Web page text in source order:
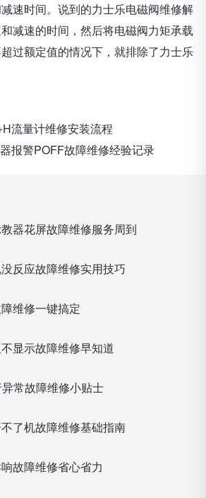
速时间。说到的力士乐电磁阀维修解
减速的时间，然后将电磁阀力矩承载
过额定值的情况下，就排除了力士乐
流量计维修安装流程
报警POFF故障维修经验记录
器花屏故障维修服务周到
反应故障维修实用技巧
维修一键搞定
显示故障维修早知道
常故障维修小贴士
了机故障维修基础指南
故障维修省心省力